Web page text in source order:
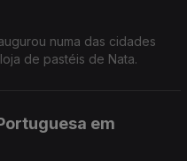
numa das cidades
de pastéis de Nata.
em